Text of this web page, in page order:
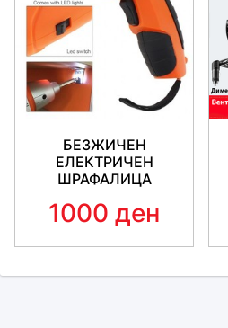
БЕЗЖИЧЕН
ЕЛЕКТРИЧЕН
ШРАФАЛИЦА
1000 ден